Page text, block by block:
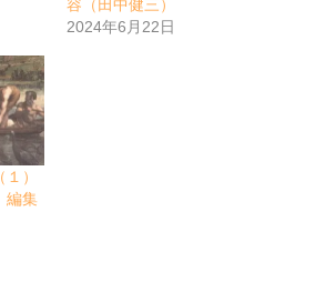
容（田中健三）
2024年6月22日
）
編集